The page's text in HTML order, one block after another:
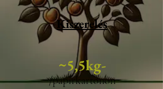
Kiszerelés
~5,5kg-
/papírkartonon